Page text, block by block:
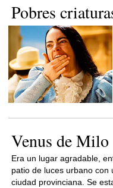
Pobres
Venus de Milo
Era un lugar agradable,
patio de luces urbano
ciudad provinciana. Se